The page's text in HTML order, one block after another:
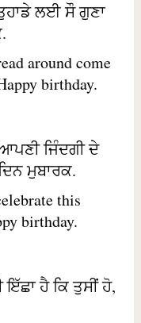
ਲਈ ਸੌ ਗੁਣਾ
around come
birthday.
ਜਿੰਦਗੀ ਦੇ
ਮੁਬਾਰਕ.
this
birthday.
ਇੱਛਾ ਹੈ ਕਿ ਤੁਸੀਂ ਹੋ,